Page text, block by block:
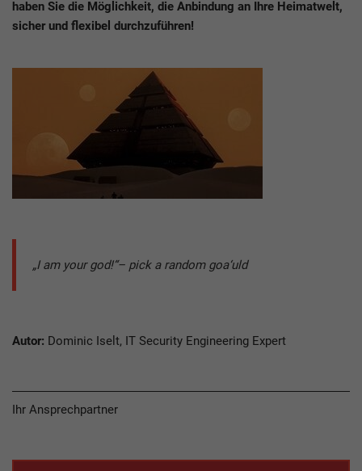
haben Sie die Möglichkeit, die Anbindung an Ihre Heimatwelt,
sicher und flexibel durchzuführen!
„I am your god!“– pick a random goa‘uld
Autor: Dominic Iselt, IT Security Engineering Expert
Ihr Ansprechpartner